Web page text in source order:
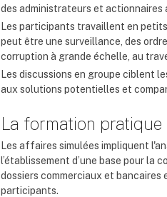
des administrateurs et actionnaires
Les participants travaillent en
peut être une surveillance, des
corruption à grande échelle, au
Les discussions en groupe ciblent
aux solutions potentielles et
La formation pratique
Les affaires simulées impliquent
l’établissement d’une base pour la
dossiers commerciaux et
participants.